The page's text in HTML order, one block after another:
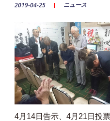
2019-04-25 ニュース
4月14日告示、4月21日投